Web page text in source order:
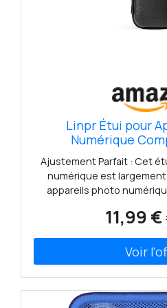
Linpr Étui pour
Numérique
CAMKORY/pour
Lecran/pour
285 HS, Étui de
Photo
Ajustement Parfait : Cet
numérique est
appareils photo
Compact et portable, il se
beaucoup de place.
9,9 x 4,5 cm Excellente
appareil photo numérique
EVA avec une excellente
11,99 €